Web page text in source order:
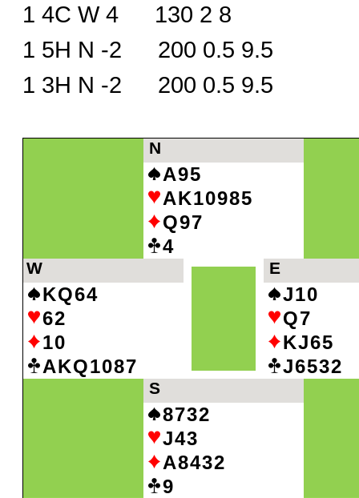
1 4C W 4 130 2 8
1 5H N -2 200 0.5 9.5
1 3H N -2 200 0.5 9.5
W
KQ64
62
10
AKQ1087
N
A95
AK10985
Q97
4
E
J10
Q7
KJ65
J6532
S
8732
J43
A8432
9